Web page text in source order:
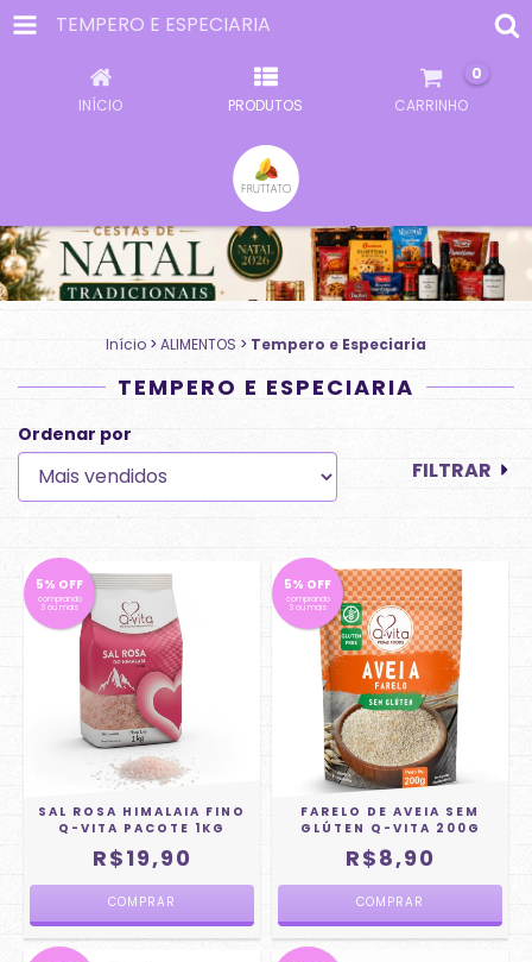
TEMPERO E ESPECIARIA
INÍCIO PRODUTOS CARRINHO
0
Início > ALIMENTOS > Tempero e Especiaria
TEMPERO E ESPECIARIA
Ordenar por
FILTRAR
5% OFF
comprando
3 ou mais
SAL ROSA HIMALAIA FINO
Q-VITA PACOTE 1KG
R$19,90
5% OFF
comprando
3 ou mais
FARELO DE AVEIA SEM
GLÚTEN Q-VITA 200G
R$8,90